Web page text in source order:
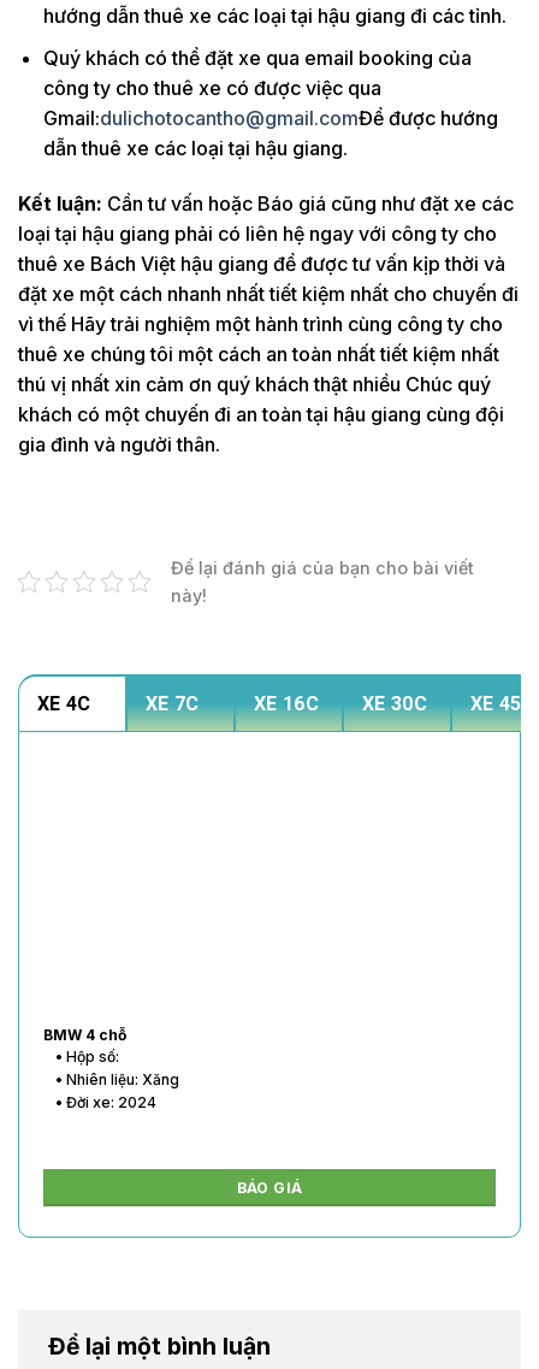
hướng dẫn thuê xe các loại tại hậu giang đi các tỉnh.
Quý khách có thể đặt xe qua email booking của
công ty cho thuê xe có được việc qua
Gmail:dulichotocantho@gmail.comĐể được hướng
dẫn thuê xe các loại tại hậu giang.
Kết luận: Cần tư vấn hoặc Báo giá cũng như đặt xe các
loại tại hậu giang phải có liên hệ ngay với công ty cho
thuê xe Bách Việt hậu giang để được tư vấn kịp thời và
đặt xe một cách nhanh nhất tiết kiệm nhất cho chuyến đi
vì thế Hãy trải nghiệm một hành trình cùng công ty cho
thuê xe chúng tôi một cách an toàn nhất tiết kiệm nhất
thú vị nhất xin cảm ơn quý khách thật nhiều Chúc quý
khách có một chuyến đi an toàn tại hậu giang cùng đội
gia đình và người thân.
Để lại đánh giá của bạn cho bài viết
này!
XE 4C XE 7C XE 16C XE 30C XE 45C
BMW 4 chỗ
• Hộp số:
• Nhiên liệu: Xăng
• Đời xe: 2024
BÁO GIÁ
Để lại một bình luận